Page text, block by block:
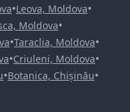
•Leova, Moldova•
Moldova•
•Taraclia, Moldova•
•Criuleni, Moldova•
•Botanica, Chișinău•